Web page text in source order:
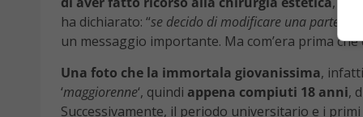
ha dichiarato: “se decido di modificare una parte di
un messaggio importante. Ma com’era prima
Una foto che la immortala giovanissima,
‘maggiorenne‘, quindi appena compiuti 18 anni,
Successivamente, il periodo universitario e i